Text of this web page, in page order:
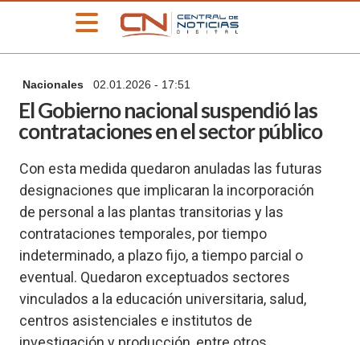
PORTADA
Deportes
Educación
Información
General
Nacionales
Nacionales 02.01.2026 - 17:51
El Gobierno nacional suspendió las
contrataciones en el sector público
Con esta medida quedaron anuladas las futuras
designaciones que implicaran la incorporación
de personal a las plantas transitorias y las
contrataciones temporales, por tiempo
indeterminado, a plazo fijo, a tiempo parcial o
eventual. Quedaron exceptuados sectores
vinculados a la educación universitaria, salud,
centros asistenciales e institutos de